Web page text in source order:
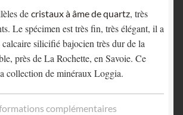
de cristaux à âme de quartz, très
Le spécimen est très fin, très élégant, il a
calcaire silicifié bajocien très dur de la
près de La Rochette, en Savoie. Ce
collection de minéraux Loggia.
complémentaires